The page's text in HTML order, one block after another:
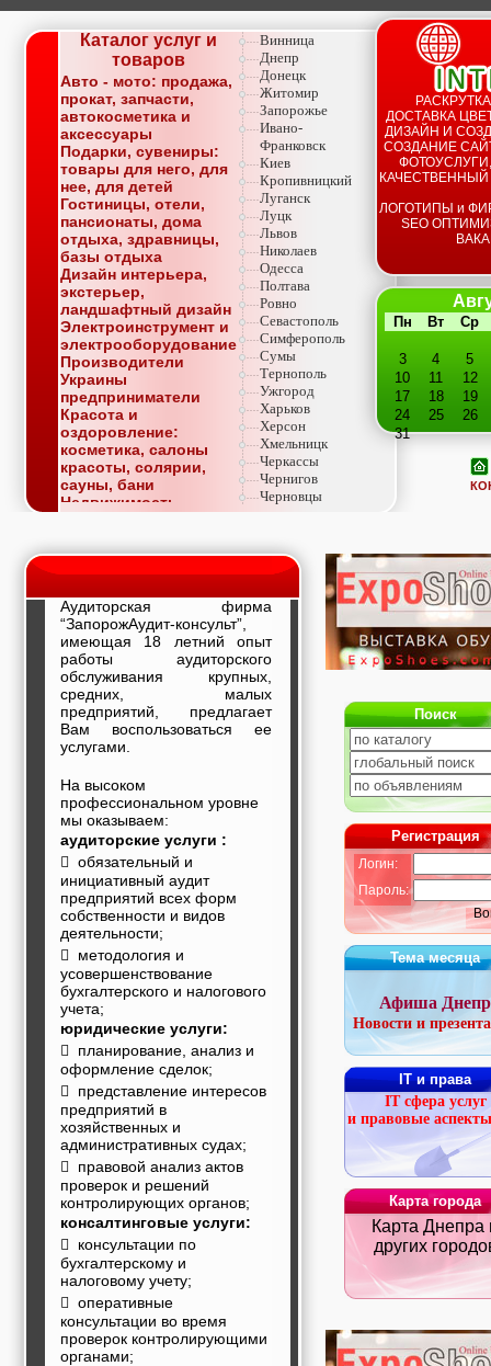
Каталог услуг и
товаров
Авто - мото: продажа,
прокат, запчасти,
автокосметика и
аксессуары
Подарки, сувениры:
товары для него, для
нее, для детей
Гостиницы, отели,
пансионаты, дома
отдыха, здравницы,
базы отдыха
Дизайн интерьера,
экстерьер,
ландшафтный дизайн
Электроинструмент и
электрооборудование
Производители
Украины
предприниматели
Красота и
оздоровление:
косметика, салоны
красоты, солярии,
сауны, бани
Недвижимость,
Окна, стекло,
витражи, входные
светопразрачные
фасады
Образование и наука,
курсы, обучение,
тренинги, семинары,
повышение
квалификации
Промышленное
оборудование:
фабрики, легкая
промышленность,
металлургия
Развлечения и
активный отдых:
спортклубы, фитнес,
бильярд, боулинг,
кино, спорттовары,
экстим
Строительство и
ремонт: проектные
работы,
строительные и
отделочные
материалы,
строительные
машины и техника,
все для
коммуникаций
Туризм, отдых,
путешествия,
авиакомпании, ж/д
перевозки,
пансионаты, отели,
гостинницы
Трудоустройство,
кадровые агентства,
крюининг
Программирование
сайта
Винница
Днепр
Донецк
Житомир
Запорожье
Ивано-
Франковск
Киев
Кропивницкий
Луганск
Луцк
Львов
Николаев
Одесса
Полтава
Ровно
Севастополь
Симферополь
Сумы
Тернополь
Ужгород
Харьков
Херсон
Хмельницк
Черкассы
Чернигов
Черновцы
ДОСТАВКА
ДИЗАЙН И
СОЗДАНИЕ
ЛОГОТИПЫ и
SEO
Пн Вт Ср
3 4
5
10
11
12
17
18
19
24
25
26
31
Аудиторская фирма
“ЗапорожАудит-консульт”,
имеющая 18 летний опыт
работы аудиторского
обслуживания крупных,
средних, малых
предприятий , предлагает
Вам воспользоваться ее
услугами.
На высоком
профессиональном уровне
мы оказываем:
аудиторские услуги :
 обязательный и
инициативный аудит
предприятий всех форм
собственности и видов
деятельности;
 методология и
усовершенствование
бухгалтерского и налогового
учета;
юридические услуги:
 планирование, анализ и
оформление сделок;
 представление интересов
предприятий в
хозяйственных и
административных судах;
 правовой анализ актов
проверок и решений
контролирующих органов;
консалтинговые услуги:
 консультации по
бухгалтерскому и
налоговому учету;
 оперативные
консультации во время
проверок контролирующими
органами;
Поиск
Регистрация
Логин:
Пароль:
Тема месяца
Афиша Днепр
Новости и
IT и права
IT сфера услуг
и правовые
Карта города
Карта Днепра
других